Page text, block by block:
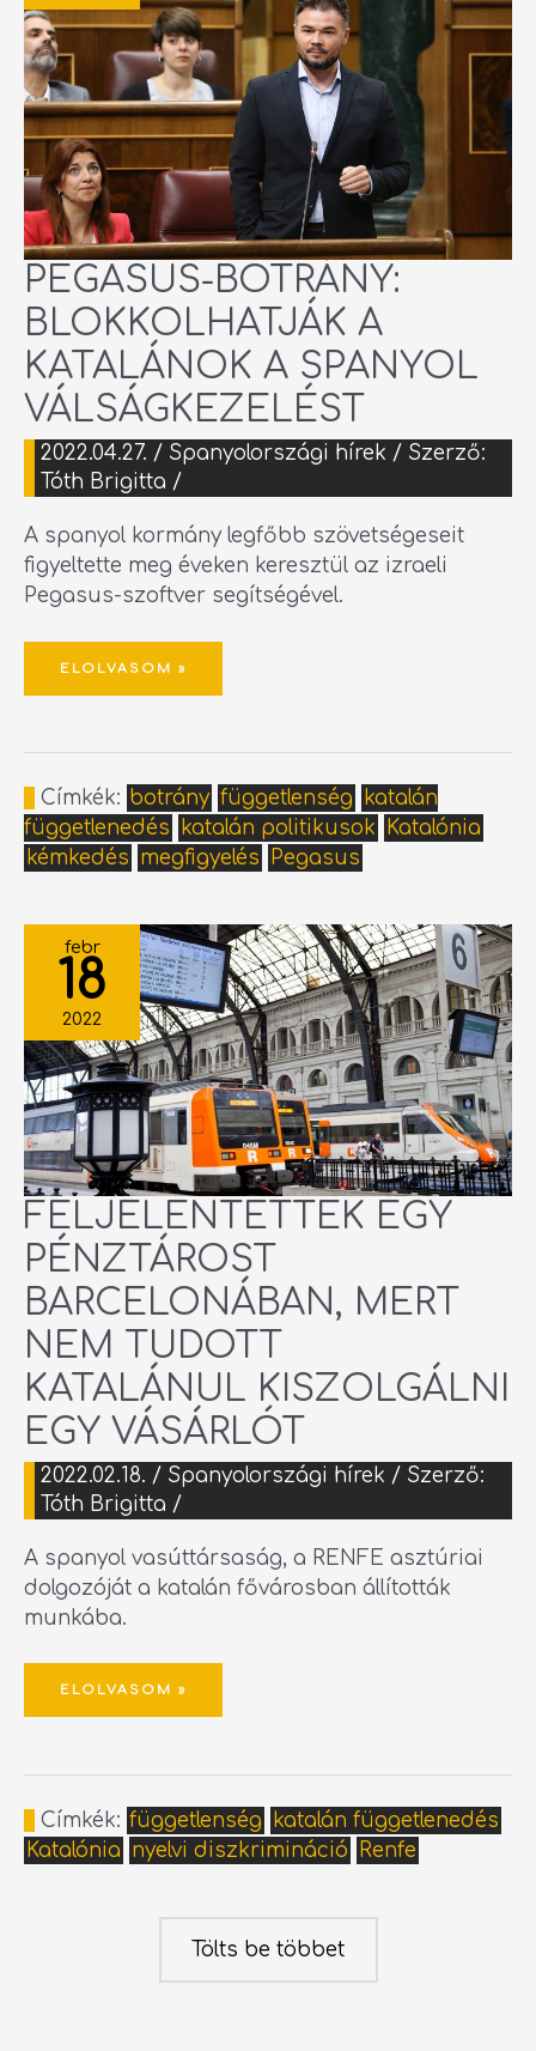
PEGASUS-BOTRÁNY:
BLOKKOLHATJÁK A
KATALÁNOK A SPANYOL
VÁLSÁGKEZELÉST
2022.04.27. / Spanyolországi hírek / Szerző:
Tóth Brigitta /
A spanyol kormány legfőbb szövetségeseit
figyeltette meg éveken keresztül az izraeli
Pegasus-szoftver segítségével.
ELOLVASOM »
Címkék: botrány függetlenség
katalán
függetlenedés
katalán politikusok
Katalónia
kémkedés megfigyelés Pegasus
febr
18
2022
FELJELENTETTEK EGY
PÉNZTÁROST
BARCELONÁBAN, MERT
NEM TUDOTT
KATALÁNUL KISZOLGÁLNI
EGY VÁSÁRLÓT
2022.02.18. / Spanyolországi hírek / Szerző:
Tóth Brigitta /
A spanyol vasúttársaság, a RENFE asztúriai
dolgozóját a katalán fővárosban állították
munkába.
FELJELENTETTEK
EGY
PÉNZTÁROST
BARCELONÁBAN,
MERT
NEM
TUDOTT
KATALÁNUL
KISZOLGÁLNI
EGY
VÁSÁRLÓT
ELOLVASOM »
Címkék: függetlenség
katalán függetlenedés
Katalónia nyelvi diszkrimináció Renfe
Tölts be többet